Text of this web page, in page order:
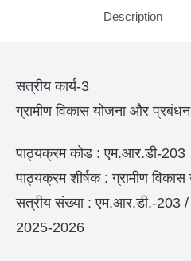
Description
सत्रीय कार्य-3
ग्रामीण विकास योजना और प्रबंधन
पाठ्यक्रम कोड : एम.आर.डी-203
पाठ्यक्रम शीर्षक : ग्रामीण
सत्रीय संख्या : एम.आर.डी.-203 /
2025-2026